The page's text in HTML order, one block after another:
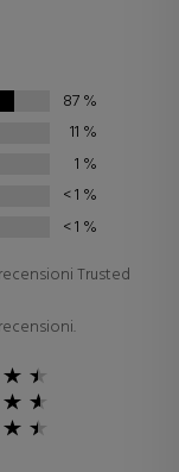
87%
11 %
1 %
< 1 %
< 1 %
Trusted